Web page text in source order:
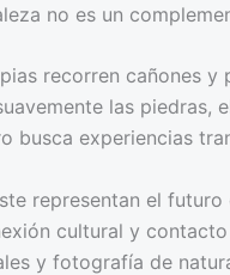
no es un
recorren cañones
las piedras,
experiencias
representan el
cultural y
y fotografía de